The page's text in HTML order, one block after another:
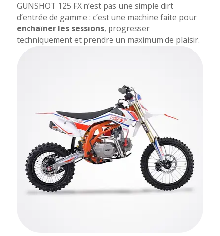
GUNSHOT 125 FX n’est pas une simple dirt
d’entrée de gamme : c’est une machine faite pour
enchaîner les sessions, progresser
techniquement et prendre un maximum de plaisir.